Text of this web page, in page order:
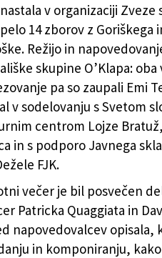
v organizaciji
14 zborov z Goriškega
Režijo in
skupine O’Klapa:
pa so zaupali Emi
v sodelovanju s Svetom
centrom Lojze
in s podporo Javnega
FJK.
večer je bil posvečen
Patricka Quaggiata in
napovedovalcev opisala,
in komponiranju,